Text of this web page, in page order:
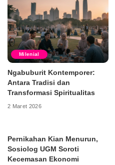
Milenial
Ngabuburit Kontemporer:
Antara Tradisi dan
Transformasi Spiritualitas
2 Maret 2026
Pernikahan Kian Menurun,
Sosiolog UGM Soroti
Kecemasan Ekonomi